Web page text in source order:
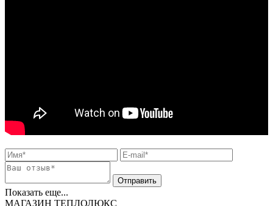
Показать еще...
МАГАЗИН ТЕПЛОЛЮКС